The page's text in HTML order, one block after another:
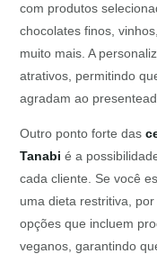
com produtos
chocolates finos,
muito mais. A
atrativos, permitindo
agradam ao
Outro ponto forte das
Tanabi é a
cada cliente. Se você
uma dieta restritiva,
opções que incluem
veganos, garantindo